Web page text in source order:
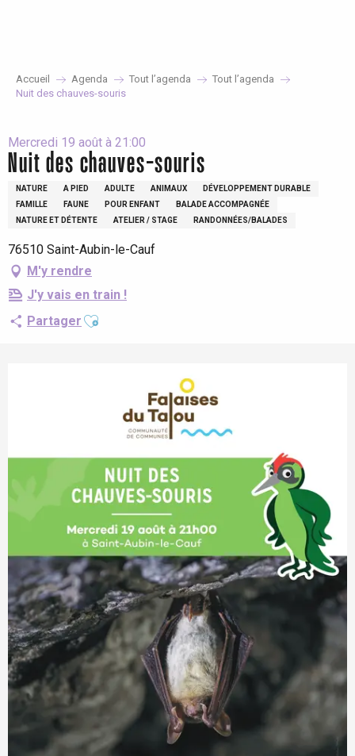
Accueil Agenda Tout l’agenda
Tout l’agenda
Nuit des chauves-souris
Mercredi 19 août à 21:00
Nuit des chauves-souris
NATURE A PIED ADULTE ANIMAUX
DÉVELOPPEMENT DURABLE
FAMILLE
FAUNE POUR ENFANT
BALADE ACCOMPAGNÉE
NATURE ET DÉTENTE
ATELIER / STAGE RANDONNÉES/BALADES
76510 Saint-Aubin-le-Cauf
M'y rendre
J'y vais en train !
Partager Ajouter aux favoris